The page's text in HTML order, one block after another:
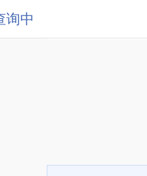
询中